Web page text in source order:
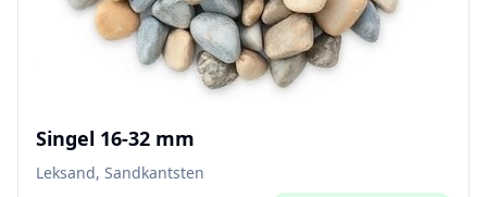
Singel 16-32 mm
Leksand, Sandkantsten